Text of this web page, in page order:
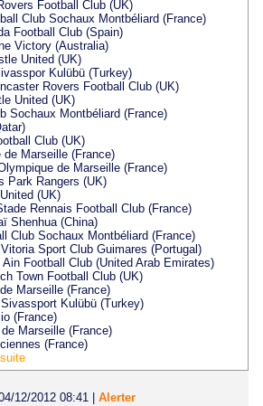
Football Club (UK)
Club Sochaux Montbéliard (France)
Football Club (Spain)
Victory (Australia)
United (UK)
Kulübü (Turkey)
Rovers Football Club (UK)
United (UK)
Sochaux Montbéliard (France)
Club (UK)
Marseille (France)
de Marseille (France)
Park Rangers (UK)
(UK)
Rennais Football Club (France)
Shenhua (China)
Club Sochaux Montbéliard (France)
Sport Club Guimares (Portugal)
Football Club (United Arab Emirates)
Town Football Club (UK)
Marseille (France)
Kulübü (Turkey)
(France)
Marseille (France)
(France)
12/2012 08:41
Alerter